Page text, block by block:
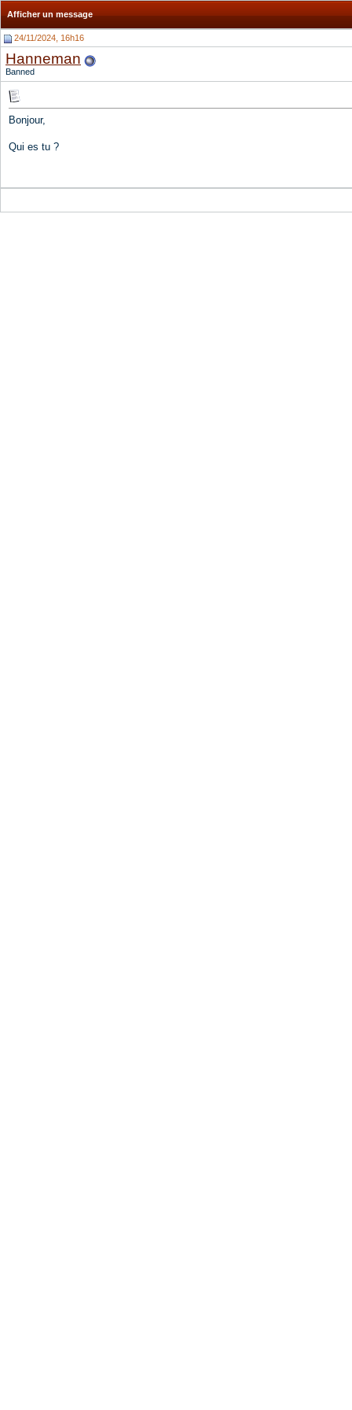
Afficher un message
24/11/2024, 16h16
Hanneman
Banned
Bonjour,
Qui es tu ?